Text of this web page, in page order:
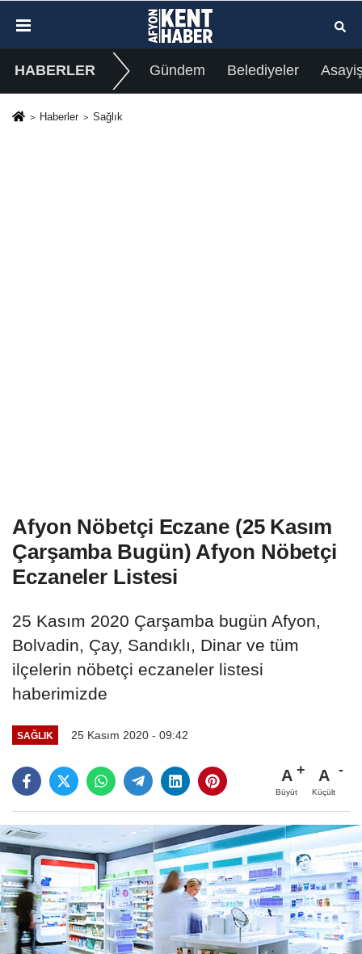
HABERLER Gündem Belediyeler
Haberler Sağlık
Afyon Nöbetçi Eczane (25 Kasım
Çarşamba Bugün) Afyon Nöbetçi
Eczaneler Listesi
25 Kasım 2020 Çarşamba bugün Afyon,
Bolvadin, Çay, Sandıklı, Dinar ve tüm
ilçelerin nöbetçi eczaneler listesi
haberimizde
SAĞLIK 25 Kasım 2020 - 09:42
A
Büyüt
A
Küçült